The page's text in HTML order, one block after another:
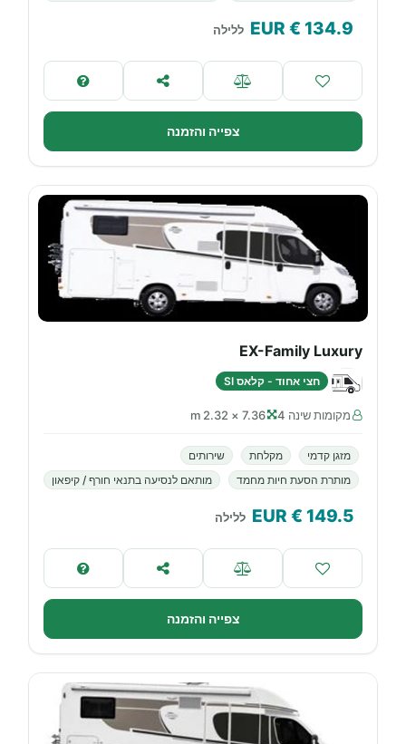
134.9
€ EUR ללילה
צפייה והזמנה
EX-Family Luxury
חצי אחוד - קלאס SI
מקומות שינה 4 7.36 × 2.32 m
מזגן קדמי מקלחת
שירותים
מותרת הסעת חיות מחמד
מותאם לנסיעה בתנאי חורף / קיפאון
149.5
€ EUR ללילה
צפייה והזמנה